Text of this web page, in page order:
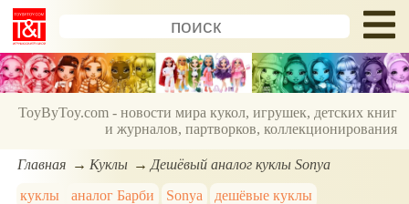
ToyByToy.com - новости мира кукол, игрушек, детских книг
и журналов, партворков, коллекционирования
Главная Куклы
Дешёвый аналог куклы Sonya
куклы
аналог Барби Sonya
дешёвые куклы